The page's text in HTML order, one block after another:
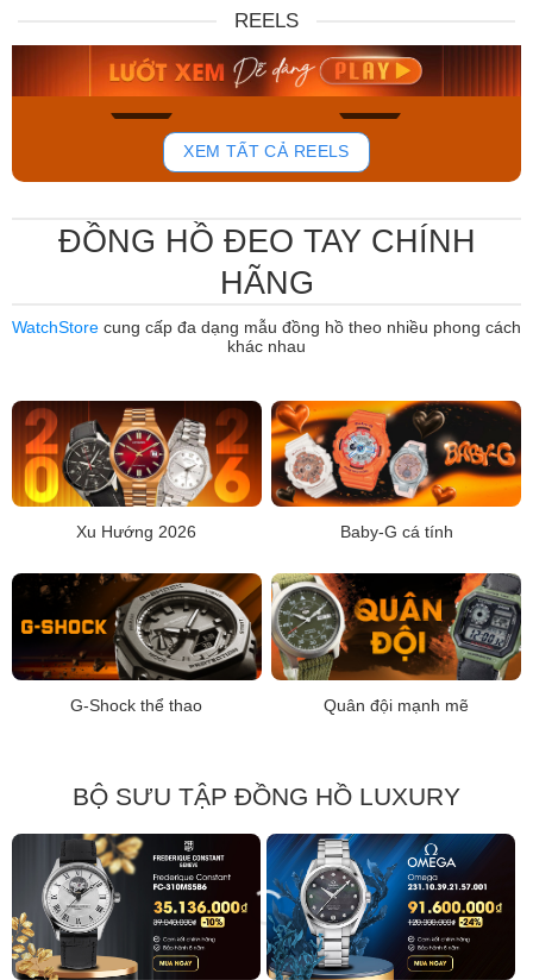
REELS
765
Mua ngay Mua ngay
XEM TẤT CẢ REELS
ĐỒNG HỒ ĐEO TAY CHÍNH
HÃNG
WatchStore cung cấp đa dạng mẫu đồng hồ theo nhiều phong cách
khác nhau
Xu Hướng 2026 Baby-G cá tính
G-Shock thể thao Quân đội mạnh mẽ
BỘ SƯU TẬP ĐỒNG HỒ LUXURY